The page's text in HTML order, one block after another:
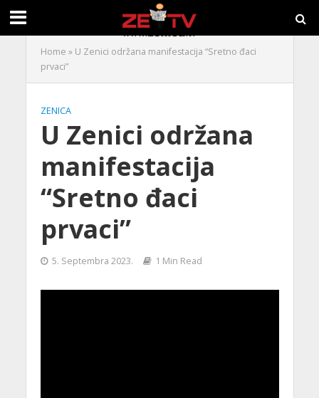
Home » U Zenici održana manifestacija “Sretno đaci
prvaci”
ZENICA
U Zenici održana
manifestacija
“Sretno đaci
prvaci”
5. Septembra 2023. 1 Min Read